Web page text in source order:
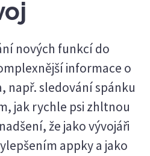
nových funkcí do
informace o
např. sledování spánku
jak rychle psi zhltnou
že jako vývojáři
appky a jako